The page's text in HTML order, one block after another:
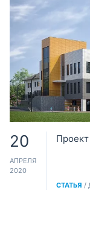
20
АПРЕЛЯ
2020
Проект
СТАТЬЯ /